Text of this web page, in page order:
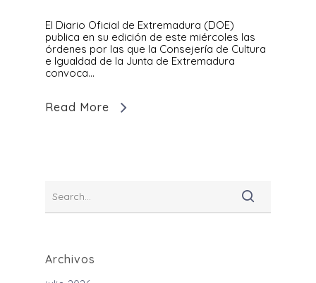
El Diario Oficial de Extremadura (DOE)
publica en su edición de este miércoles las
órdenes por las que la Consejería de Cultura
e Igualdad de la Junta de Extremadura
convoca...
Read More
Archivos